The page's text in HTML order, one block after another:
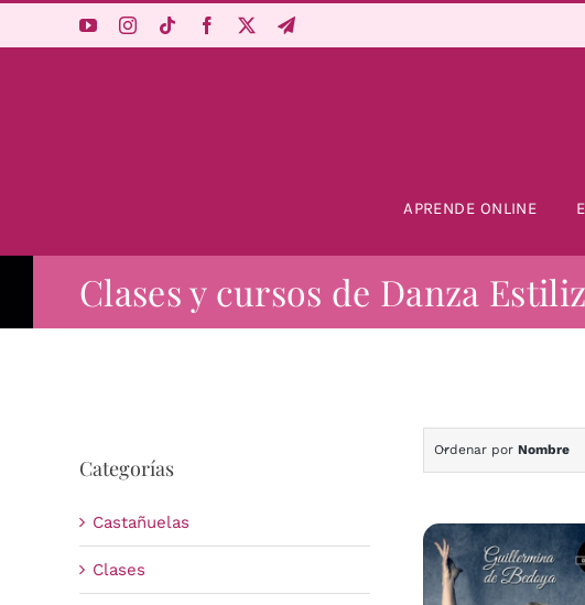
APRENDE ONLINE
Clases y cursos de Danza
Categorías
Castañuelas
Clases
Ordenar por Nombre